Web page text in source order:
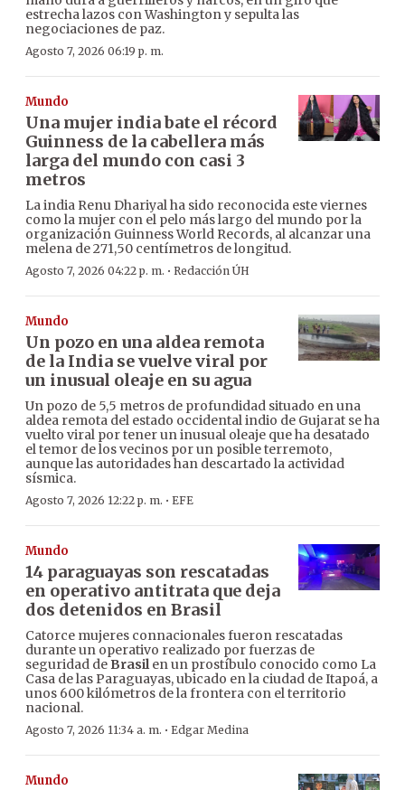
estrecha lazos con Washington y sepulta las
negociaciones de paz.
Agosto 7, 2026 06:19 p. m.
Mundo
Una mujer india bate el récord
Guinness de la cabellera más
larga del mundo con casi 3
metros
La india Renu Dhariyal ha sido reconocida este viernes
como la mujer con el pelo más largo del mundo por la
organización Guinness World Records, al alcanzar una
melena de 271,50 centímetros de longitud.
Agosto 7, 2026 04:22 p. m. · Redacción ÚH
Mundo
Un pozo en una aldea remota
de la India se vuelve viral por
un inusual oleaje en su agua
Un pozo de 5,5 metros de profundidad situado en una
aldea remota del estado occidental indio de Gujarat se ha
vuelto viral por tener un inusual oleaje que ha desatado
el temor de los vecinos por un posible terremoto,
aunque las autoridades han descartado la actividad
sísmica.
Agosto 7, 2026 12:22 p. m. · EFE
Mundo
14 paraguayas son rescatadas
en operativo antitrata que deja
dos detenidos en Brasil
Catorce mujeres connacionales fueron rescatadas
durante un operativo realizado por fuerzas de
seguridad de Brasilen un prostíbulo conocido como La
Casa de las Paraguayas, ubicado en la ciudad de Itapoá, a
unos 600 kilómetros de la frontera con el territorio
nacional.
Agosto 7, 2026 11:34 a. m. · Edgar Medina
Mundo